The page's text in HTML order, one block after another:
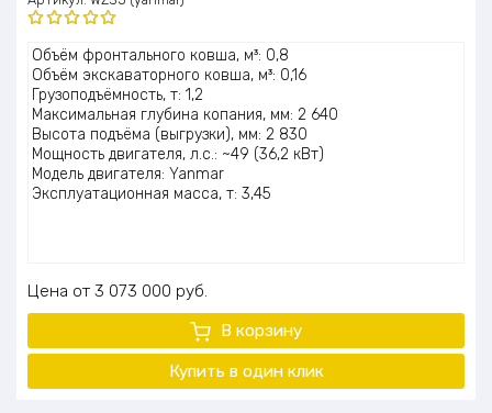
Оценка
5.00из 5
Объём фронтального ковша, м³: 0,8
Объём экскаваторного ковша, м³: 0,16
Грузоподъёмность, т: 1,2
Максимальная глубина копания, мм: 2 640
Высота подъёма (выгрузки), мм: 2 830
Мощность двигателя, л.с.: ~49 (36,2 кВт)
Модель двигателя: Yanmar
Эксплуатационная масса, т: 3,45
Цена 3 073 000 руб.
В корзину
Купить в один клик